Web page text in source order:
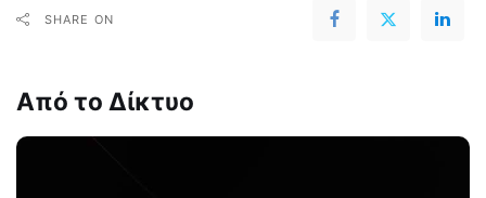
SHARE ON
Από το Δίκτυο